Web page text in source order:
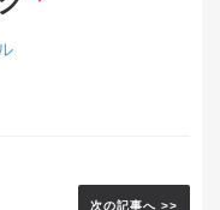
次の記事へ >>